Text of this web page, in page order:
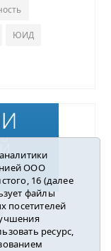
ЮИД
ООО
16 (далее
файлы
посетителей
ресурс,